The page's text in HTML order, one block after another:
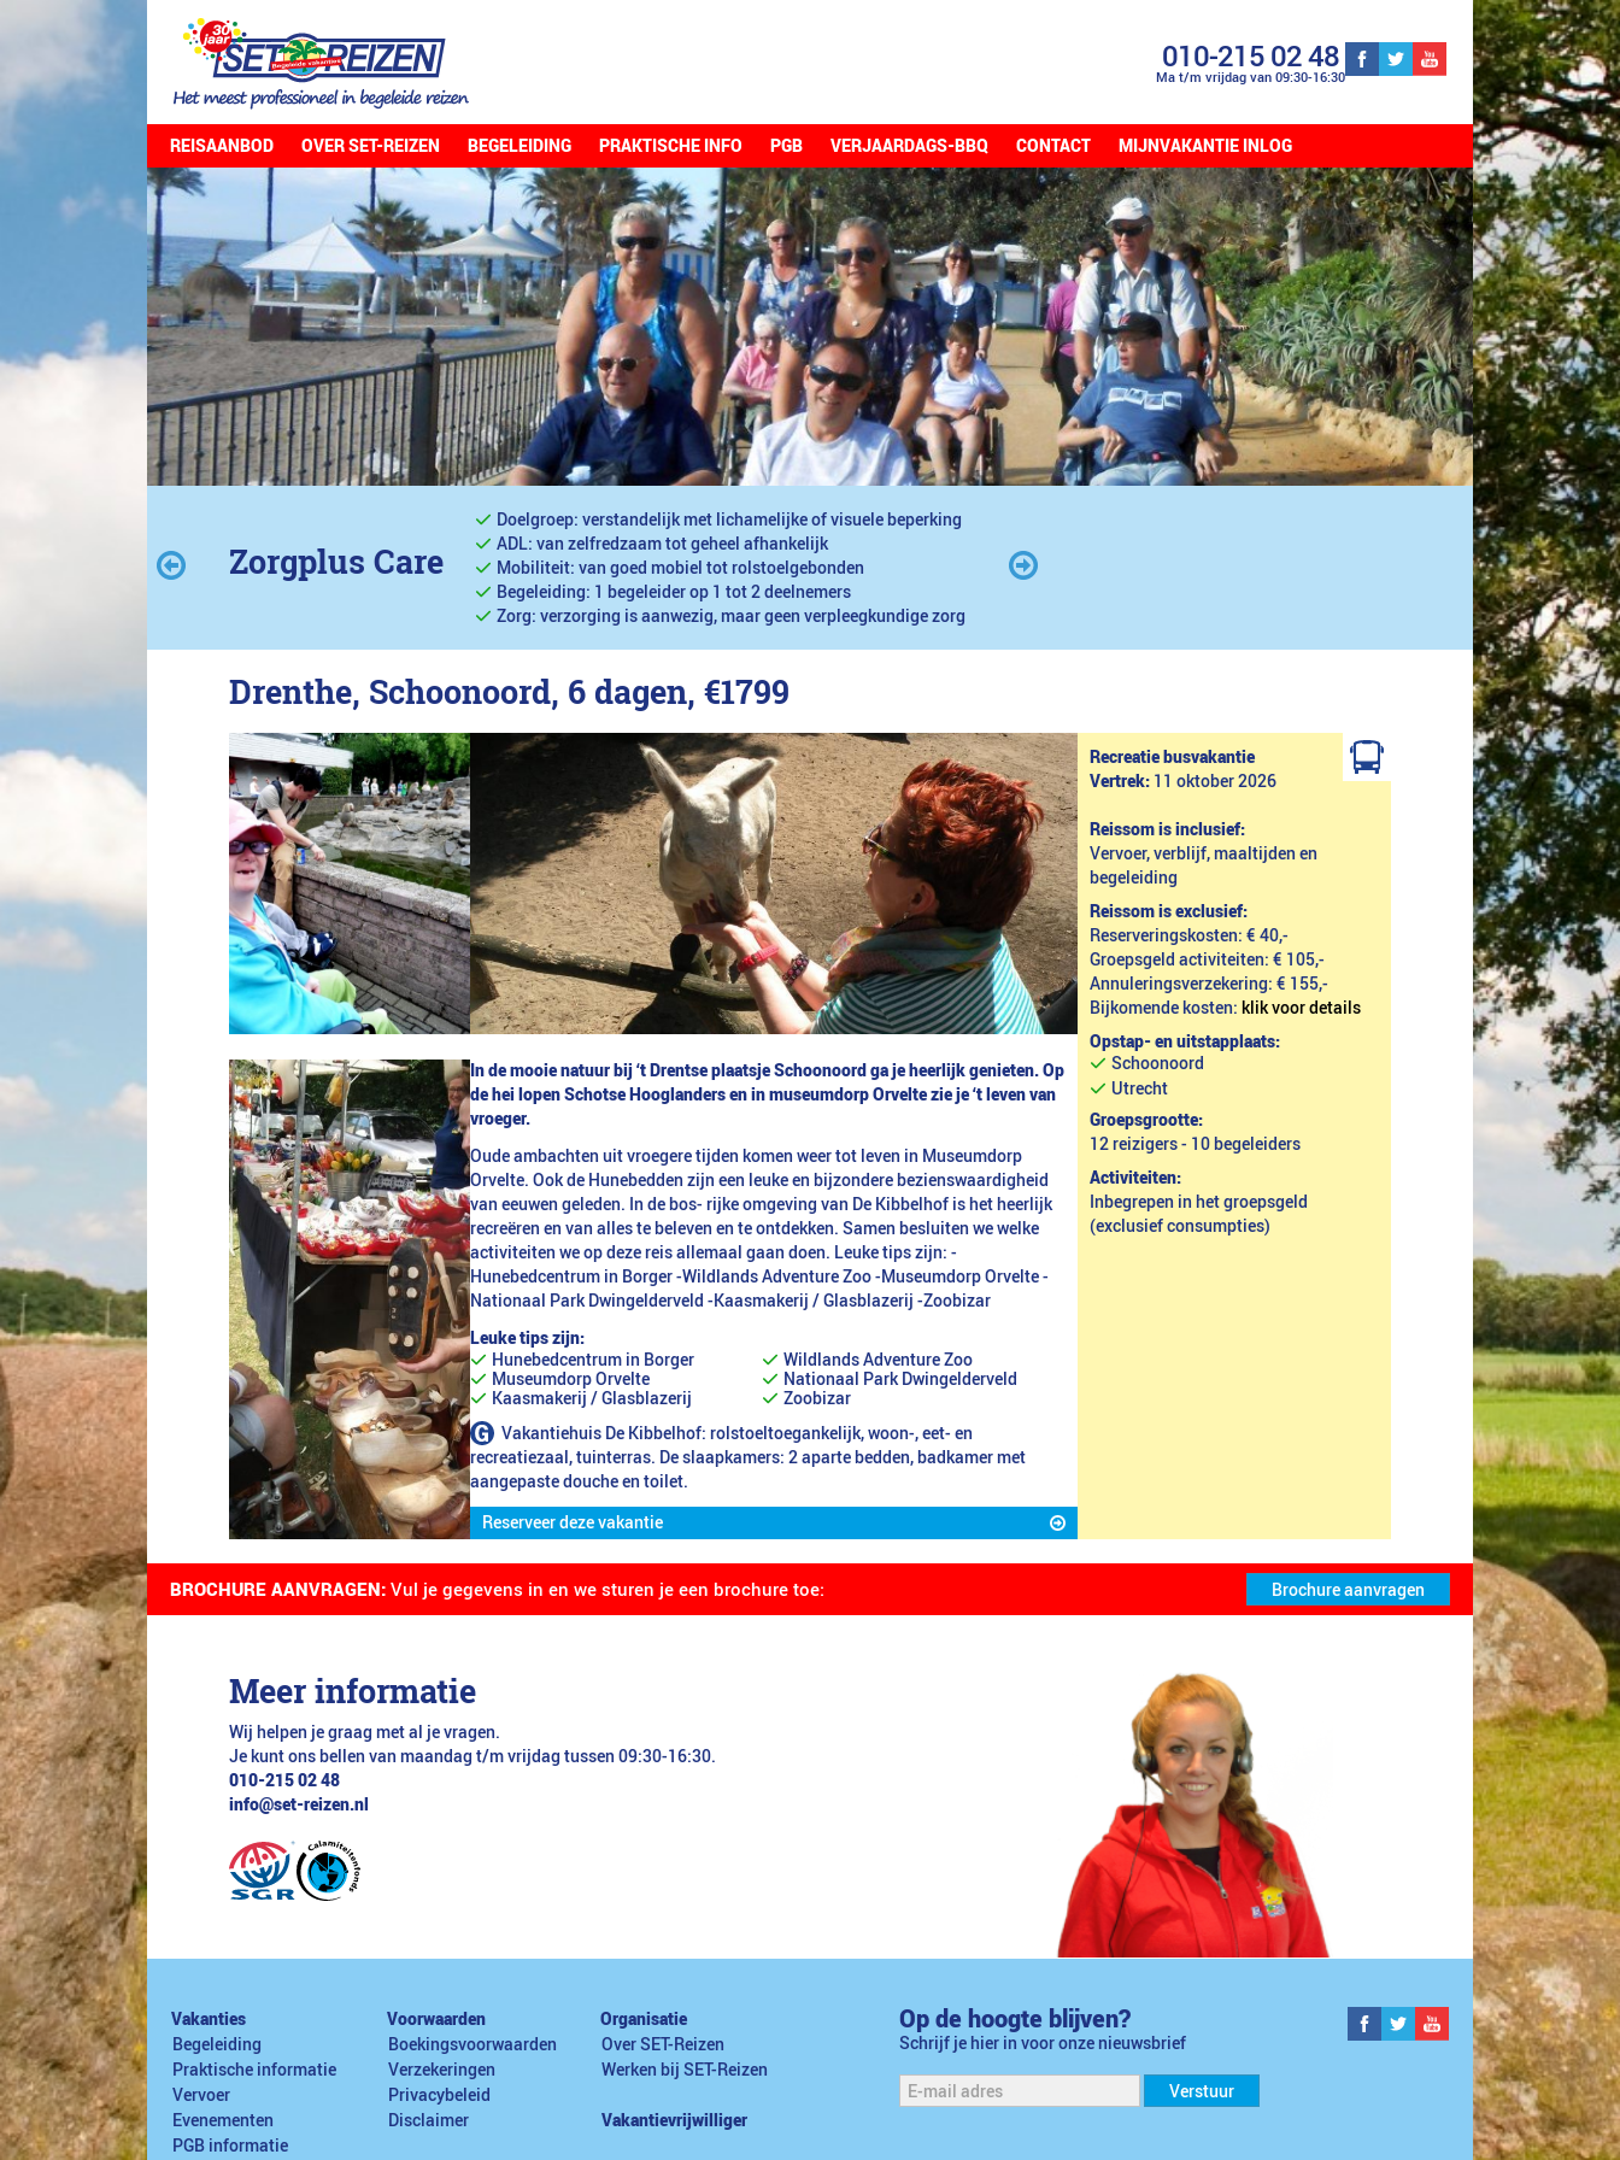
010-215 02 48
Ma t/m vrijdag van 09:30-16:30
REISAANBOD OVER SET-REIZEN BEGELEIDING PRAKTISCHE INFO PGB VERJAARDAGS-BBQ CONTACT MIJNVAKANTIE INLOG
Zorgplus Care
Doelgroep: verstandelijk met lichamelijke of visuele beperking
ADL: van zelfredzaam tot geheel afhankelijk
Mobiliteit: van goed mobiel tot rolstoelgebonden
Begeleiding: 1 begeleider op 1 tot 2 deelnemers
Zorg: verzorging is aanwezig, maar geen verpleegkundige zorg
Drenthe, Schoonoord, 6 dagen, €1799
In de mooie natuur bij ‘t Drentse plaatsje Schoonoord ga je heerlijk genieten. Op
de hei lopen Schotse Hooglanders en in museumdorp Orvelte zie je ‘t leven van
vroeger.
Oude ambachten uit vroegere tijden komen weer tot leven in Museumdorp
Orvelte. Ook de Hunebedden zijn een leuke en bijzondere bezienswaardigheid
van eeuwen geleden. In de bos- rijke omgeving van De Kibbelhof is het heerlijk
recreëren en van alles te beleven en te ontdekken. Samen besluiten we welke
activiteiten we op deze reis allemaal gaan doen. Leuke tips zijn: -
Hunebedcentrum in Borger -Wildlands Adventure Zoo -Museumdorp Orvelte -
Nationaal Park Dwingelderveld -Kaasmakerij / Glasblazerij -Zoobizar
Leuke tips zijn:
Hunebedcentrum in Borger
Wildlands Adventure Zoo
Museumdorp Orvelte
Nationaal Park Dwingelderveld
Kaasmakerij / Glasblazerij
Zoobizar
Vakantiehuis De Kibbelhof: rolstoeltoegankelijk, woon-, eet- en
recreatiezaal, tuinterras. De slaapkamers: 2 aparte bedden, badkamer met
aangepaste douche en toilet.
Reserveer deze vakantie
Recreatie busvakantie
Vertrek: 11 oktober 2026
Reissom is inclusief:
Vervoer, verblijf, maaltijden en
begeleiding
Reissom is exclusief:
Reserveringskosten: € 40,-
Groepsgeld activiteiten: € 105,-
Annuleringsverzekering: € 155,-
Bijkomende kosten: klik voor details
Opstap- en uitstapplaats:
Schoonoord
Utrecht
Groepsgrootte:
12 reizigers - 10 begeleiders
Activiteiten:
Inbegrepen in het groepsgeld
(exclusief consumpties)
BROCHURE AANVRAGEN: Vul je gegevens in en we sturen je een brochure toe:
Meer informatie
Wij helpen je graag met al je vragen.
Je kunt ons bellen van maandag t/m vrijdag tussen 09:30-16:30.
010-215 02 48
info@set-reizen.nl
Vakanties
Begeleiding
Praktische informatie
Vervoer
Evenementen
PGB informatie
Voorwaarden
Boekingsvoorwaarden
Verzekeringen
Privacybeleid
Disclaimer
Organisatie
Over SET-Reizen
Werken bij SET-Reizen
Vakantievrijwilliger
Op de hoogte blijven?
Schrijf je hier in voor onze nieuwsbrief